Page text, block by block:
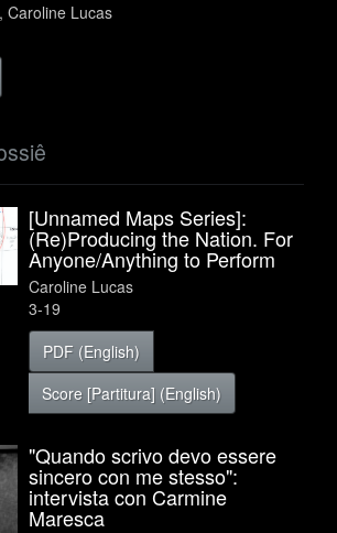
Caroline Lucas
[Unnamed Maps Series]:
(Re)Producing the Nation. For
Anyone/Anything to Perform
Caroline Lucas
3-19
PDF (English)
Score [Partitura] (English)
"Quando scrivo devo essere
sincero con me stesso":
intervista con Carmine
Maresca